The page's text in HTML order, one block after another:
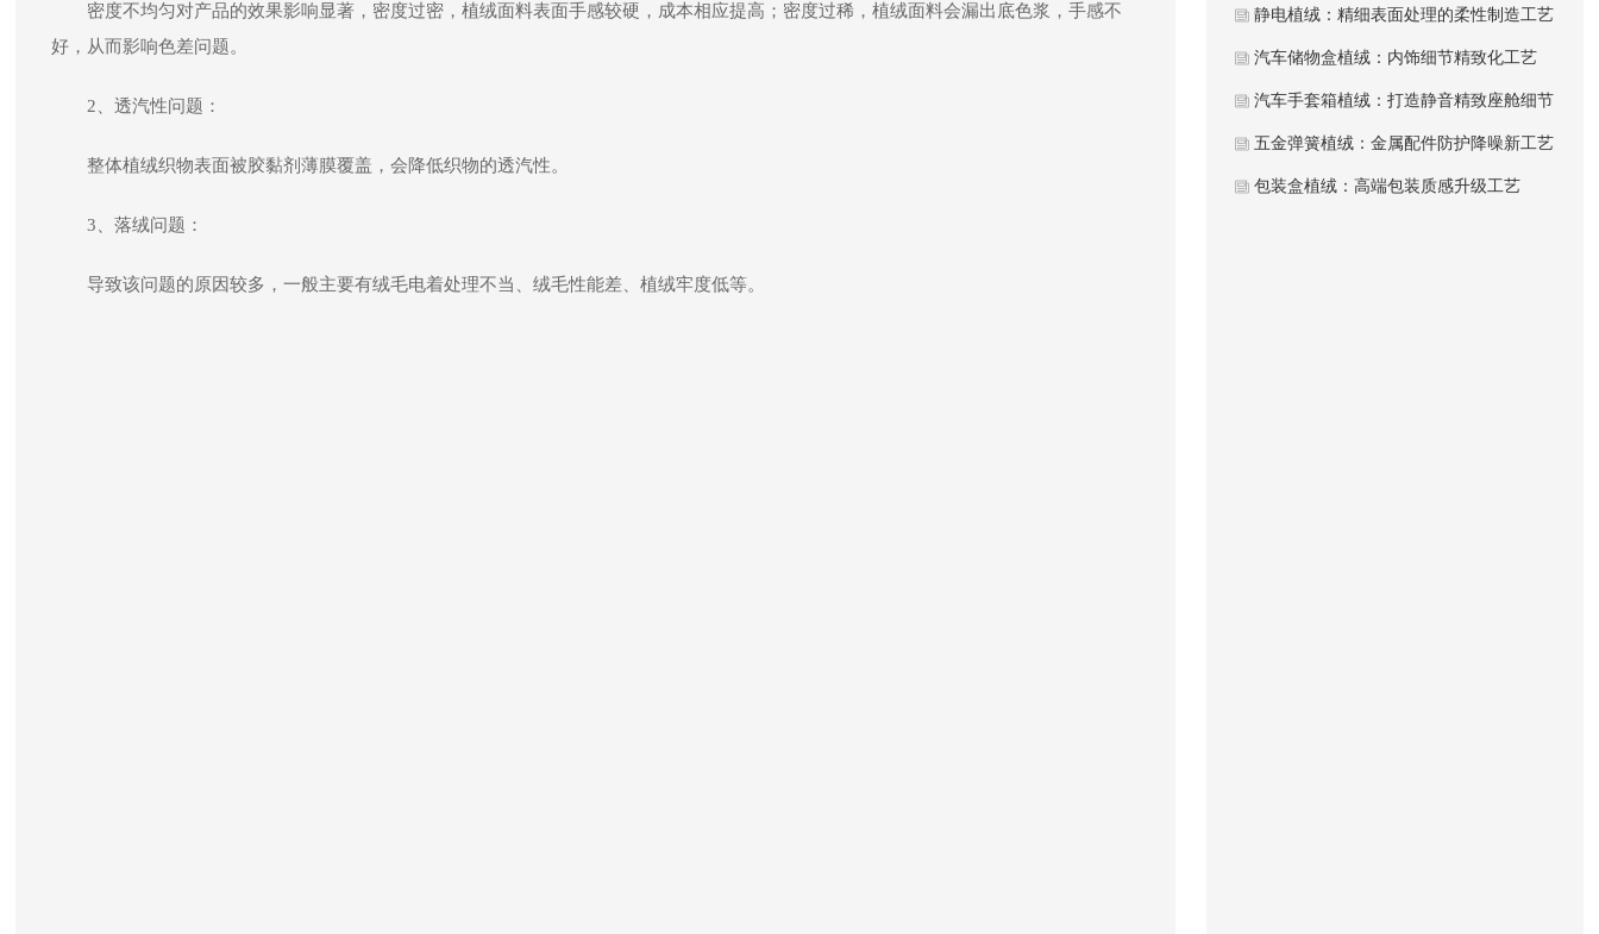
密度不均匀对产品的效果影响显著，密度过密，植绒面料表面手感较硬，成本相应提高；密度过稀，植绒面料会漏出底色浆，手感不
好，从而影响色差问题。
2、透汽性问题：
整体植绒织物表面被胶黏剂薄膜覆盖，会降低织物的透汽性。
3、落绒问题：
导致该问题的原因较多，一般主要有绒毛电着处理不当、绒毛性能差、植绒牢度低等。
静电植绒：精细表面处理的柔性制造工艺
汽车储物盒植绒：内饰细节精致化工艺
汽车手套箱植绒：打造静音精致座舱细节
五金弹簧植绒：金属配件防护降噪新工艺
包装盒植绒：高端包装质感升级工艺